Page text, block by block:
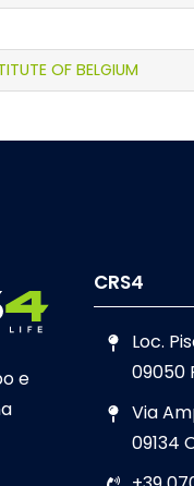
OF BELGIUM
e
CRS4
Loc.
09050
Via
09134